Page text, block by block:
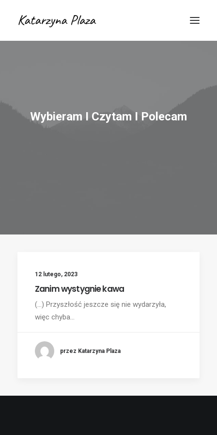
Wybieram I Czytam I Polecam
12 lutego, 2023
Zanim wystygnie kawa
(...) Przyszłość jeszcze się nie wydarzyła,
więc chyba…
przez Katarzyna Plaza